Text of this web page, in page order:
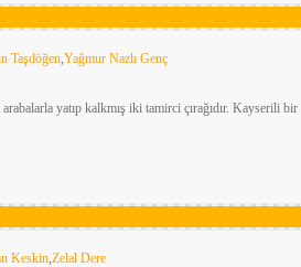
Taşdöğen,Yağmur Nazlı Genç
yatıp kalkmış iki tamirci çırağıdır. Kayserili bir
Keskin,Zelal Dere